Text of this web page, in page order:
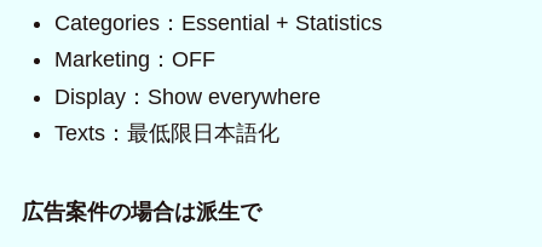
Categories：Essential + Statistics
Marketing：OFF
Display：Show everywhere
Texts：最低限日本語化
広告案件の場合は派生で